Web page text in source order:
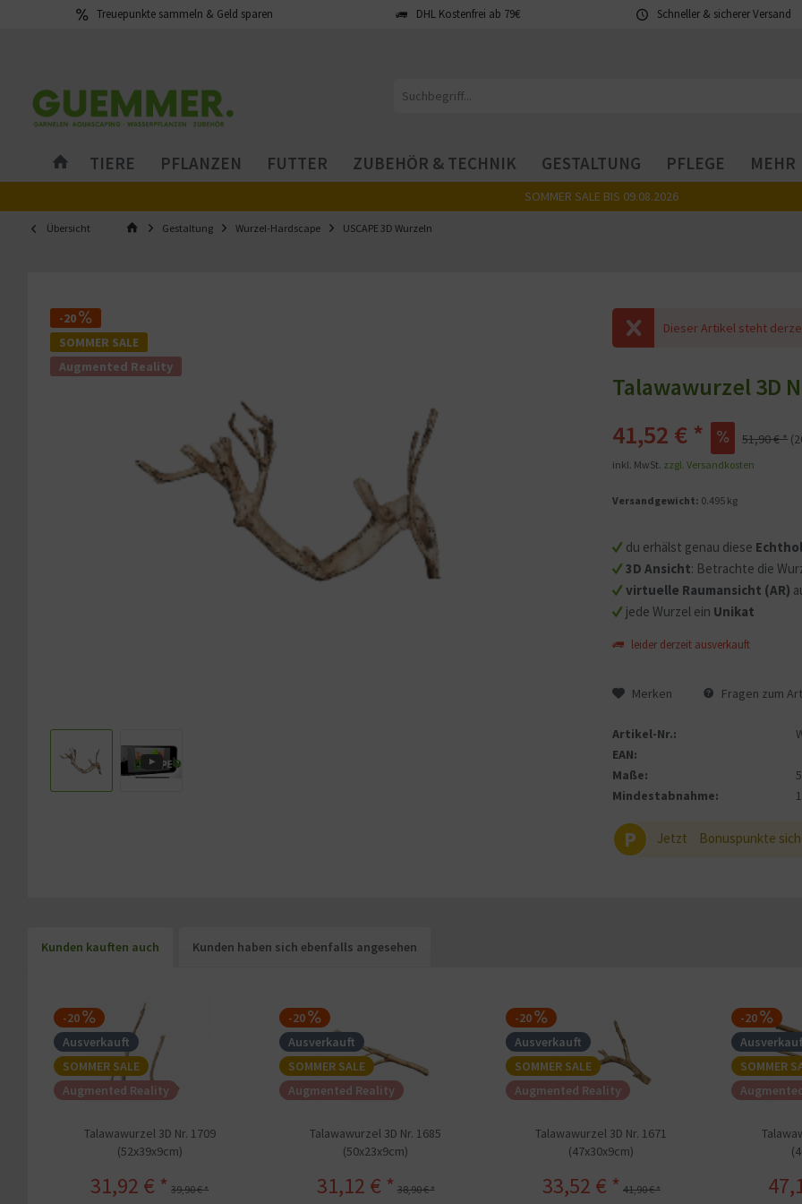
Treuepunkte sammeln & Geld sparen DHL Kostenfrei ab 79€ Schneller & sicherer Versand
TIERE PFLANZEN FUTTER ZUBEHÖR & TECHNIK GESTALTUNG PFLEGE MEHR
SOMMER SALE BIS 09.08.2026
Übersicht Gestaltung Wurzel-Hardscape USCAPE 3D Wurzeln
-20
SOMMER SALE
Augmented Reality
Mit dem Aufruf des
Sie sich einverstanden,
gelesen haben.
Dieser Artikel steht
Talawawurzel 3D
du erhälst genau diese
3D Ansicht: Betrachte die
virtuelle Raumansicht (AR)
jede Wurzel ein Unikat
41,52 € * 51,90 € *
inkl. MwSt. zzgl. Versandkosten
Versandgewicht: 0.495 kg
leider derzeit ausverkauft
Merken Fragen zum
Artikel-Nr.:
EAN:
Maße:
Mindestabnahme:
1
P Jetzt Bonuspunkte
Kunden kauften auch Kunden haben sich ebenfalls angesehen
-20
Ausverkauft
SOMMER SALE
Augmented Reality
Talawawurzel 3D Nr. 1709
(52x39x9cm)
31,92 € * 39,90 € *
-20
Ausverkauft
SOMMER SALE
Augmented Reality
Talawawurzel 3D Nr. 1685
(50x23x9cm)
31,12 € * 38,90 € *
-20
Ausverkauft
SOMMER SALE
Augmented Reality
Talawawurzel 3D Nr. 1671
(47x30x9cm)
33,52 € * 41,90 € *
-20
SOMMER